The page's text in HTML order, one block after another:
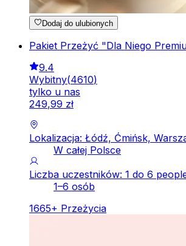
Dodaj do ulubionych
Pakiet Przeżyć "Dla Niego
9.4
Wybitny(4610)
tylko u nas
249,99 zł
Lokalizacja: Łódź, Ćmińsk,
W całej Polsce
Liczba uczestników: 1 do 6
1–6 osób
1665+ Przeżycia